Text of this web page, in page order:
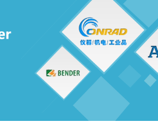
品牌中心
客户服务